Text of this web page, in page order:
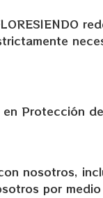
Protección
nosotros,
por